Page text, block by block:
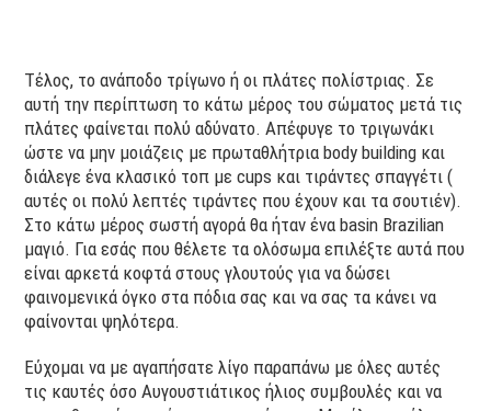
Τέλος, το ανάποδο τρίγωνο ή οι πλάτες πολίστριας. Σε
αυτή την περίπτωση το κάτω μέρος του σώματος μετά τις
πλάτες φαίνεται πολύ αδύνατο. Απέφυγε το τριγωνάκι
ώστε να μην μοιάζεις με πρωταθλήτρια body building και
διάλεγε ένα κλασικό τοπ με cups και τιράντες σπαγγέτι (
αυτές οι πολύ λεπτές τιράντες που έχουν και τα σουτιέν).
Στο κάτω μέρος σωστή αγορά θα ήταν ένα basin Brazilian
μαγιό. Για εσάς που θέλετε τα ολόσωμα επιλέξτε αυτά που
είναι αρκετά κοφτά στους γλουτούς για να δώσει
φαινομενικά όγκο στα πόδια σας και να σας τα κάνει να
φαίνονται ψηλότερα.
Εύχομαι να με αγαπήσατε λίγο παραπάνω με όλες αυτές
τις καυτές όσο Αυγουστιάτικος ήλιος συμβουλές και να